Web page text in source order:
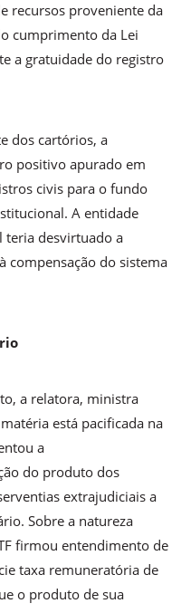
recursos proveniente da
cumprimento da Lei
a gratuidade do registro
dos cartórios, a
positivo apurado em
civis para o fundo
A entidade
teria desvirtuado a
compensação do sistema
a relatora, ministra
está pacificada na
a
do produto dos
extrajudiciais a
Sobre a natureza
firmou entendimento de
taxa remuneratória de
o produto de sua